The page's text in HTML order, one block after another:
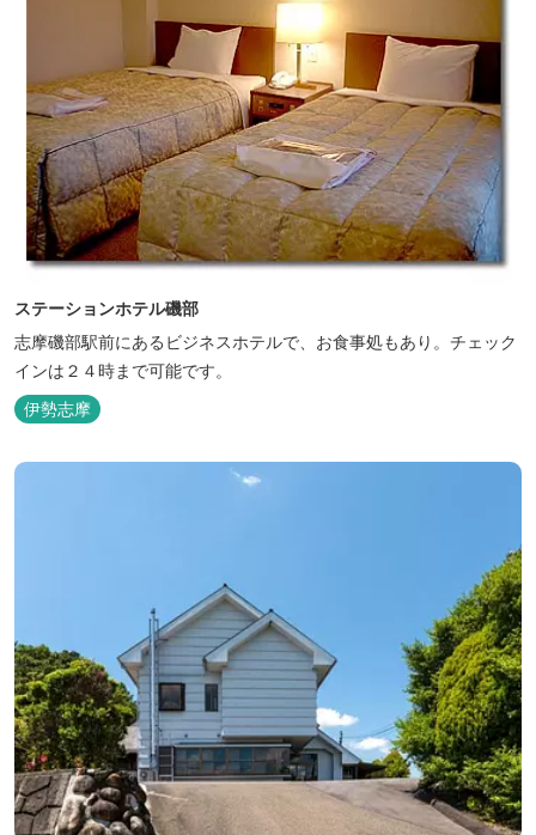
ステーションホテル磯部
志摩磯部駅前にあるビジネスホテルで、お食事処もあり。チェック
インは２４時まで可能です。
伊勢志摩